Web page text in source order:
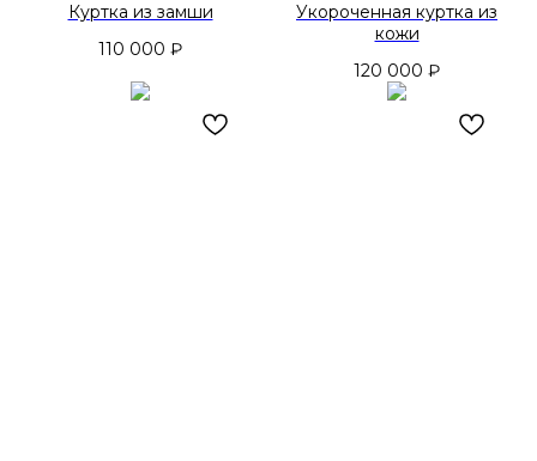
Куртка из замши
110 000 ₽
Укороченная куртка из
кожи
120 000 ₽